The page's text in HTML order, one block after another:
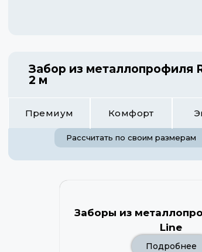
Забор из металлопрофиля
2 м
Премиум Комфорт
Рассчитать по своим размерам
Заборы из
Line
Подробнее